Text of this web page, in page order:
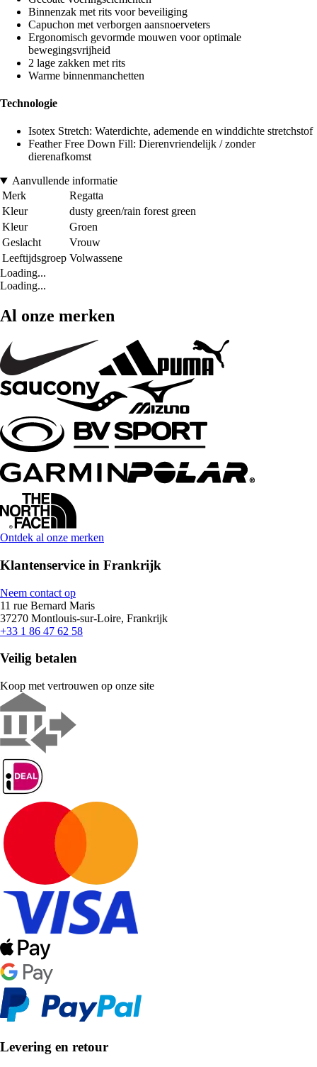
Binnenzak met rits voor beveiliging
Capuchon met verborgen aansnoerveters
Ergonomisch gevormde mouwen voor optimale
bewegingsvrijheid
2 lage zakken met rits
Warme binnenmanchetten
Technologie
Isotex Stretch: Waterdichte, ademende en winddichte stretchstof
Feather Free Down Fill: Dierenvriendelijk / zonder
dierenafkomst
Aanvullende informatie
Merk
Regatta
Kleur
dusty green/rain forest green
Kleur
Groen
Geslacht
Vrouw
Leeftijdsgroep Volwassene
Loading...
Loading...
Al onze merken
Ontdek al onze merken
Klantenservice in Frankrijk
Neem contact op
11 rue Bernard Maris
37270 Montlouis-sur-Loire, Frankrijk
+33 1 86 47 62 58
Veilig betalen
Koop met vertrouwen op onze site
Levering en retour